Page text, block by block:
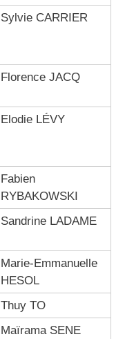
Sylvie CARRIER
Florence JACQ
Elodie LÉVY
Fabien
RYBAKOWSKI
Sandrine LADAME
Marie-Emmanuelle
HESOL
Thuy TO
Maïrama SENE